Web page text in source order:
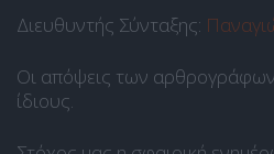
Διευθυντής Σύνταξης:
Οι απόψεις των
ίδιους.